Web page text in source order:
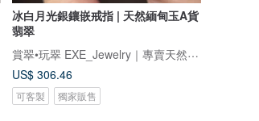
冰白月光銀鑲嵌戒指 | 天然緬甸玉A貨
翡翠
賞翠•玩翠 EXE_Jewelry｜專賣天然翡翠
US$ 306.46
可客製 獨家販售